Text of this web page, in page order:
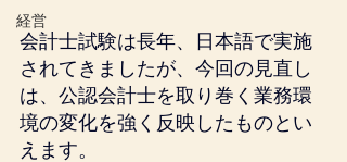
経営
会計士試験は長年、日本語で実施
されてきましたが、今回の見直し
は、公認会計士を取り巻く業務環
境の変化を強く反映したものとい
えます。